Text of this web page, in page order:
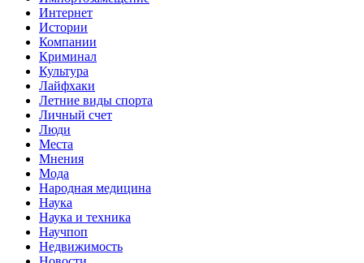
Интернет
Истории
Компании
Криминал
Культура
Лайфхаки
Летние виды спорта
Личный счет
Люди
Места
Мнения
Мода
Народная медицина
Наука
Наука и техника
Научпоп
Недвижимость